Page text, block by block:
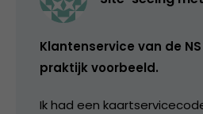
Klantenservice van de
praktijk voorbeeld.
Ik had een